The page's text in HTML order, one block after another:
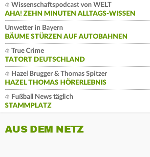
Wissenschaftspodcast von WELT
AHA! ZEHN MINUTEN ALLTAGS-WISSEN
Unwetter in Bayern
BÄUME STÜRZEN AUF AUTOBAHNEN
True Crime
TATORT DEUTSCHLAND
Hazel Brugger & Thomas Spitzer
HAZEL THOMAS HÖRERLEBNIS
Fußball News täglich
STAMMPLATZ
AUS DEM NETZ